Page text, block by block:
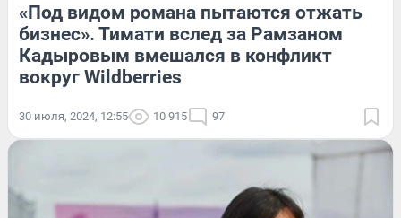
«Под видом романа пытаются отжать
бизнес». Тимати вслед за Рамзаном
Кадыровым вмешался в конфликт
вокруг Wildberries
30 июля, 2024, 12:55 10 915 97